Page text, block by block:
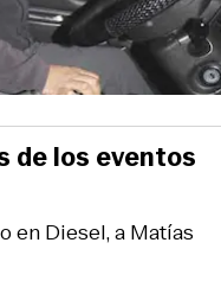
en Diesel, a Matías
de los eventos